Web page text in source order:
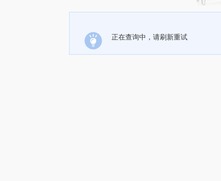
正在查询中，请刷新重试